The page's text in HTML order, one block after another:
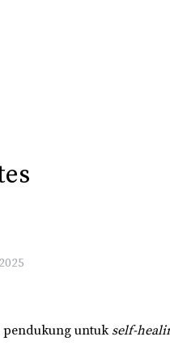
untuk self-